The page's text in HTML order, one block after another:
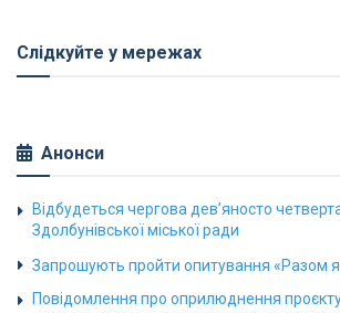
Слідкуйте у мережах
Анонси
Відбудеться чергова дев’яносто
Здолбунівської міської ради
Запрошують пройти опитування «Разом
Повідомлення про оприлюднення